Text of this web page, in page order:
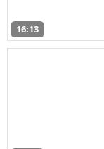
16:13